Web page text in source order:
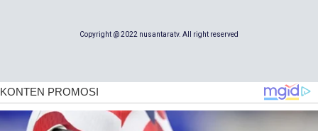
Copyright @ 2022 nusantaratv. All right reserved